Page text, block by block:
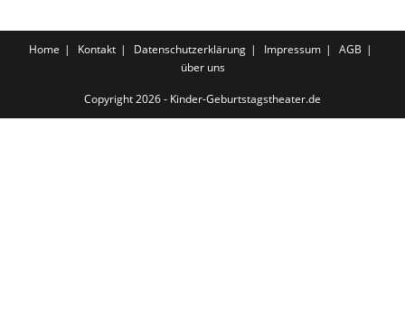
Home Kontakt Datenschutzerklärung Impressum
AGB
über uns
Copyright 2026 - Kinder-Geburtstagstheater.de